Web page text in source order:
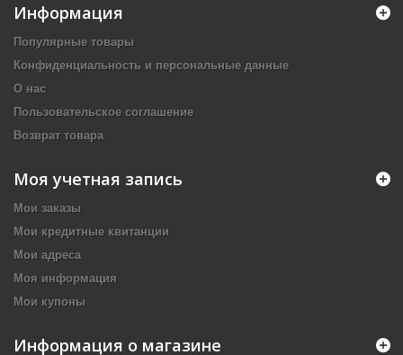
Информация
Популярные товары
Конфиденциальность и персональные данные
О нас
Пользовательское соглашение
Возврат товара
Моя учетная запись
Мои заказы
Мои кредитные квитанции
Мои адреса
Моя информация
Мои купоны
Информация о магазине